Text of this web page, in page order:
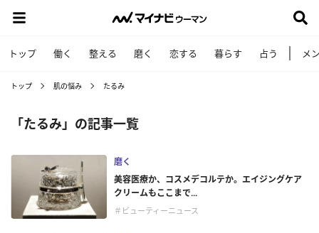
トップ 働く 整える 磨く 恋する 暮らす 占う メ
トップ 肌の悩み たるみ
「たるみ」の記事一覧
磨く
美容医療か、コスメデコルテか。エイジングケア
クリームもここまで...
＃ビューティーニュース